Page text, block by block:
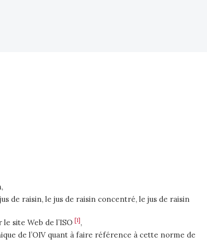
de raisin, le jus de raisin concentré, le jus de raisin
site Web de l’ISO [1] ,
de l’OIV quant à faire référence à cette norme de